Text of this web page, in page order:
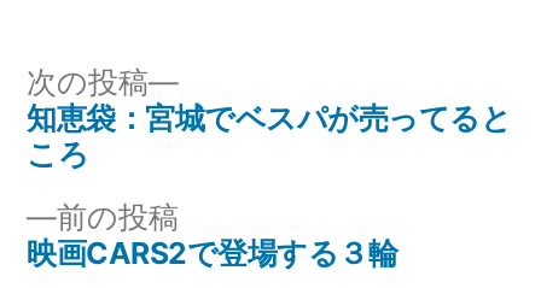
ー:
投
ナ
前の投稿
の
映画CARS2で登場する３輪
次の投稿
次
の
知恵袋：宮城でベスパが売ってると
ころ